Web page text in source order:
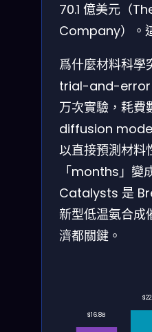
70.1 億美元（
Company）。
爲什麼材料科學
trial-and-error
万次實驗，耗
diffusion
以直接預測材
「months」
Catalysts 是
新型低温氨合成
濟都關鍵。
$16.8B